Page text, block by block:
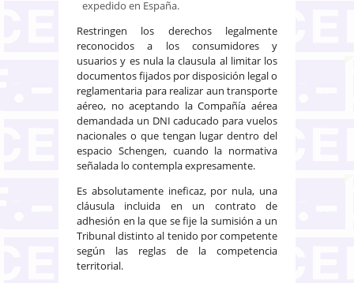
expedido en España.
Restringen los derechos legalmente
reconocidos a los consumidores y
usuarios y es nula la clausula al limitar los
documentos fijados por disposición legal o
reglamentaria para realizar aun transporte
aéreo, no aceptando la Compañía aérea
demandada un DNI caducado para vuelos
nacionales o que tengan lugar dentro del
espacio Schengen, cuando la normativa
señalada lo contempla expresamente.
Es absolutamente ineficaz, por nula, una
cláusula incluida en un contrato de
adhesión en la que se fije la sumisión a un
Tribunal distinto al tenido por competente
según las reglas de la competencia
territorial.